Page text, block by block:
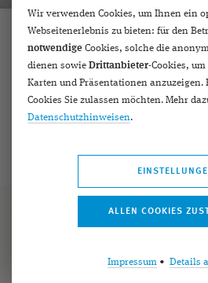
Downloads
Hier finden Sie Dokumente zum
Patienten.
Wir verwenden Cookies, um Ihnen ein
Webseitenerlebnis zu bieten: für den
notwendige Cookies, solche die
dienen sowie Drittanbieter-Cookies, um
Karten und Präsentationen anzuzeigen.
Cookies Sie zulassen möchten. Mehr
Datenschutzhinweisen.
Impressum • Details